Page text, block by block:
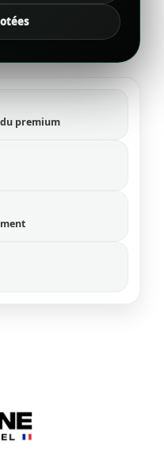
premium